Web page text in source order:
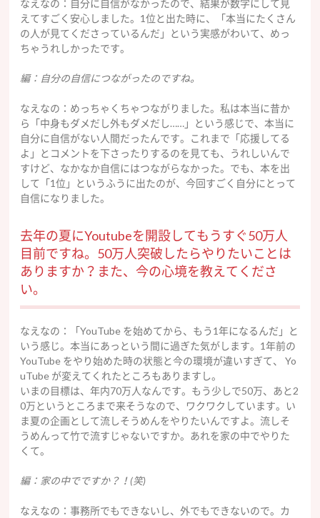
なえなの：自分に自信がなかったので、結果が数字にして見
えてすごく安心しました。1位と出た時に、「本当にたくさん
の人が見てくださっているんだ」という実感がわいて、めっ
ちゃうれしかったです。
編：自分の自信につながったのですね。
なえなの：めっちゃくちゃつながりました。私は本当に昔か
ら「中身もダメだし外もダメだし……」という感じで、本当に
自分に自信がない人間だったんです。これまで「応援してる
よ」とコメントを下さったりするのを見ても、うれしいんで
すけど、なかなか自信にはつながらなかった。でも、本を出
して「1位」というふうに出たのが、今回すごく自分にとって
自信になりました。
去年の夏にYoutubeを開設してもうすぐ50万人
目前ですね。50万人突破したらやりたいことは
ありますか？また、今の心境を教えてくださ
い。
なえなの：「YouTube を始めてから、もう1年になるんだ」と
いう感じ。本当にあっという間に過ぎた気がします。1年前の
YouTube をやり始めた時の状態と今の環境が違いすぎて、 Yo
uTube が変えてくれたところもありますし。
いまの目標は、年内70万人なんです。もう少しで50万、あと2
0万というところまで来そうなので、ワクワクしています。 い
ま夏の企画として流しそうめんをやりたいんですよ。流しそ
うめんって竹で流すじゃないですか。あれを家の中でやりた
くて。
編：家の中でですか？！(笑)
なえなの：事務所でもできないし、外でもできないので。カ